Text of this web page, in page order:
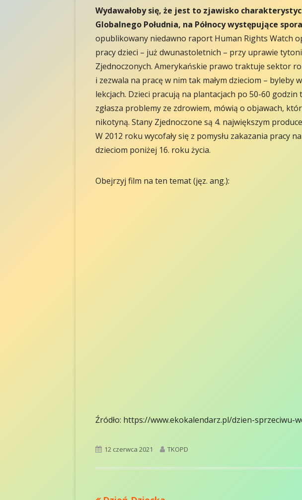
Wydawałoby się, że jest to zjawisko
Globalnego Południa, na Północy występujące
opublikowany niedawno raport Human Rights Watch
pracy dzieci – już dwunastoletnich – przy uprawie
Zjednoczonych. Amerykańskie prawo traktuje sektor
i zezwala na pracę w nim tak małym dzieciom – byleby
lekcjach. Dzieci pracują na plantacjach po 50-60
zgłasza problemy ze zdrowiem, mówią o objawach,
nikotyną. Stany Zjednoczone są 4. największym
W 2012 roku wycofały się z pomysłu zakazania pracy
dzieciom poniżej 16. roku życia.
Obejrzyj film na ten temat (jęz. ang.):
Źródło: https://www.ekokalendarz.pl/dzien-sprzeciwu-
Opublikowano
12 czerwca 2021 Autor
TKOPD